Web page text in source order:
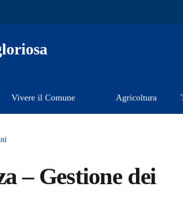
Vivere il Comune Agricoltura
– Gestione dei